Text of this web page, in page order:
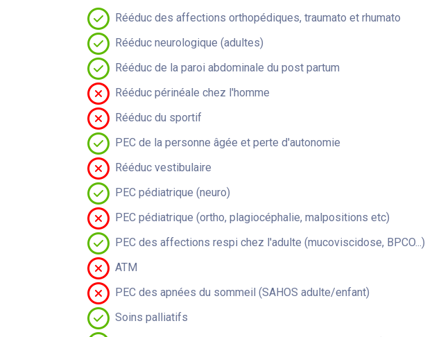
Rééduc des affections orthopédiques, traumato et rhumato
Rééduc neurologique (adultes)
Rééduc de la paroi abdominale du post partum
Rééduc périnéale chez l'homme
Rééduc du sportif
PEC de la personne âgée et perte d'autonomie
Rééduc vestibulaire
PEC pédiatrique (neuro)
PEC pédiatrique (ortho, plagiocéphalie, malpositions etc)
PEC des affections respi chez l'adulte (mucoviscidose, BPCO...)
ATM
PEC des apnées du sommeil (SAHOS adulte/enfant)
Soins palliatifs